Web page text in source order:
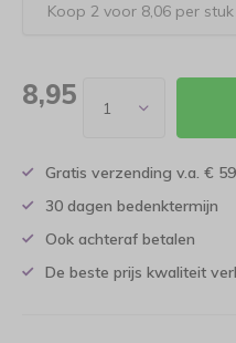
Koop 2 voor 8,06 per
8,95
Gratis verzending v.a. € 59
30 dagen bedenktermijn
Ook achteraf betalen
De beste prijs kwaliteit